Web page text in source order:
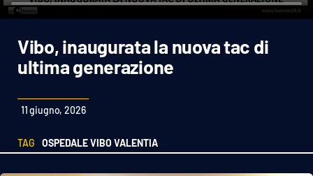
Economia e lavoro
Italia Mondo
Sport
Cultura
Vibo, inaugurata la nuova tac di
ultima generazione
11 giugno, 2026
TAG OSPEDALE VIBO VALENTIA